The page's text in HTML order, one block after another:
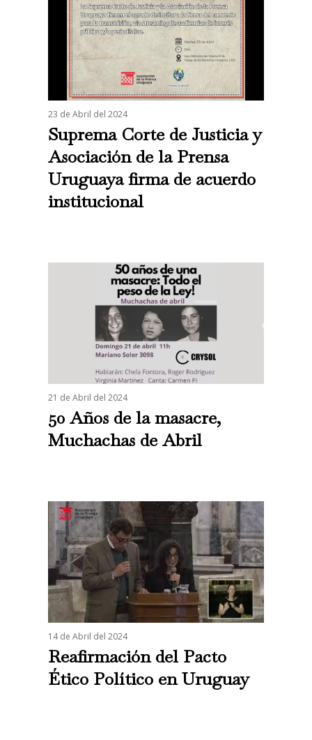
23 de Abril del 2024
Suprema Corte de Justicia y
Asociación de la Prensa
Uruguaya firma de acuerdo
institucional
21 de Abril del 2024
50 Años de la masacre,
Muchachas de Abril
14 de Abril del 2024
Reafirmación del Pacto
Ético Político en Uruguay